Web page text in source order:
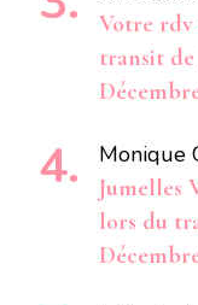
Votre rdv
transit
Monique
Jumelles
lors du